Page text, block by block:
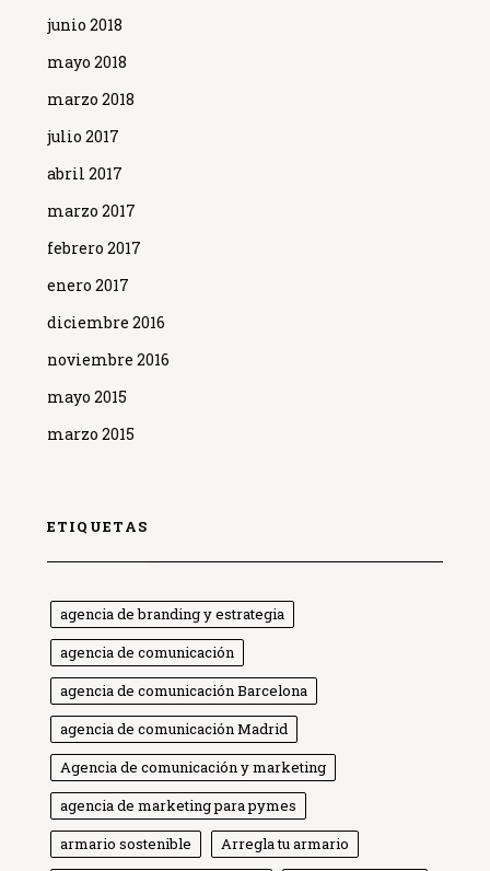
junio 2018
mayo 2018
marzo 2018
julio 2017
abril 2017
marzo 2017
febrero 2017
enero 2017
diciembre 2016
noviembre 2016
mayo 2015
marzo 2015
ETIQUETAS
agencia de branding y estrategia
agencia de comunicación
agencia de comunicación Barcelona
agencia de comunicación Madrid
Agencia de comunicación y marketing
agencia de marketing para pymes
armario sostenible
Arregla tu armario